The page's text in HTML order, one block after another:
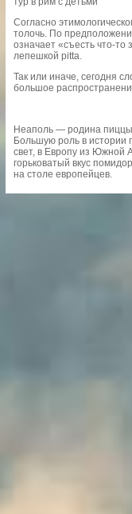
Согласно
толочь. По
означает «съесть что-то
лепешкой pitta.
Так или иначе, сегодня
большое
Неаполь — родина пиццы
Большую роль в истории
свет, в Европу из Южной
горьковатый вкус
на столе европейцев.